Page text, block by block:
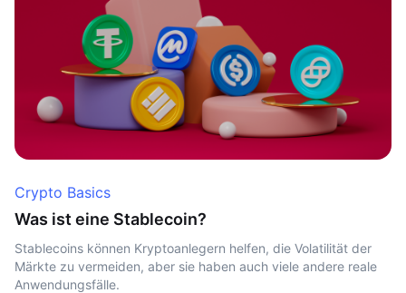
Crypto Basics
Was ist eine Stablecoin?
Stablecoins können Kryptoanlegern helfen, die Volatilität der
Märkte zu vermeiden, aber sie haben auch viele andere reale
Anwendungsfälle.